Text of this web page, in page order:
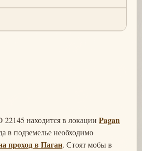
находится в локации Pagan
в подземелье необходимо
проход в Паган. Стоят мобы в